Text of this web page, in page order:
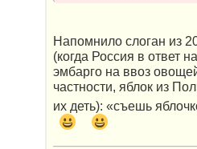
Напомнило слоган из
(когда Россия в ответ
эмбарго на ввоз
частности, яблок из
их деть): «съешь